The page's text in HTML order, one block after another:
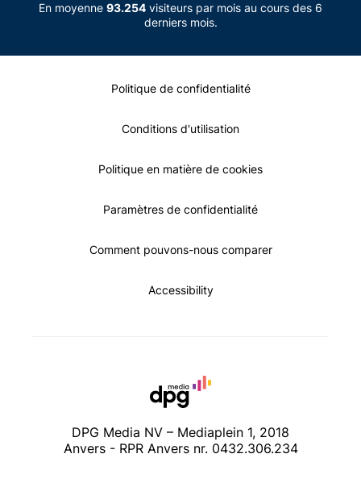
En moyenne 93.254 visiteurs par mois au cours des 6
derniers mois.
Politique de confidentialité
Conditions d'utilisation
Politique en matière de cookies
Paramètres de confidentialité
Comment pouvons-nous comparer
Accessibility
DPG Media NV – Mediaplein 1, 2018
Anvers - RPR Anvers nr. 0432.306.234